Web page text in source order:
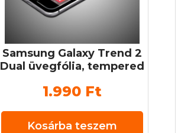
Samsung Galaxy Trend 2
Dual üvegfólia, tempered
mm 9H
1.990 Ft
Kosárba teszem